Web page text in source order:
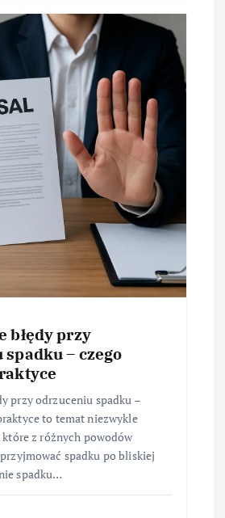
błędy przy
– czego
przy odrzuceniu spadku –
to temat niezwykle
z różnych powodów
spadku po bliskiej
spadku…